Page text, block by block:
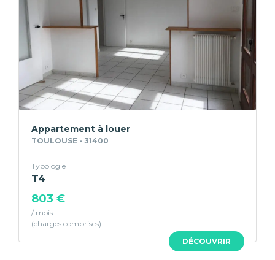
DÉCOUVRIR
Appartement à louer
TOULOUSE - 31400
Typologie
T4
803 €
/ mois